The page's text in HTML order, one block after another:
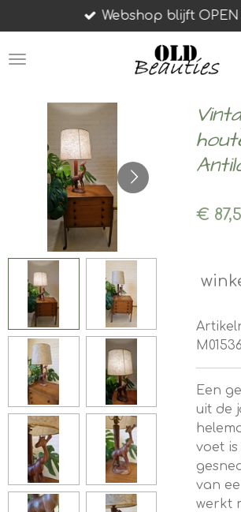
direct
naar
Webshop blijft
€
M01536
Een
uit de
voet
van
werkt